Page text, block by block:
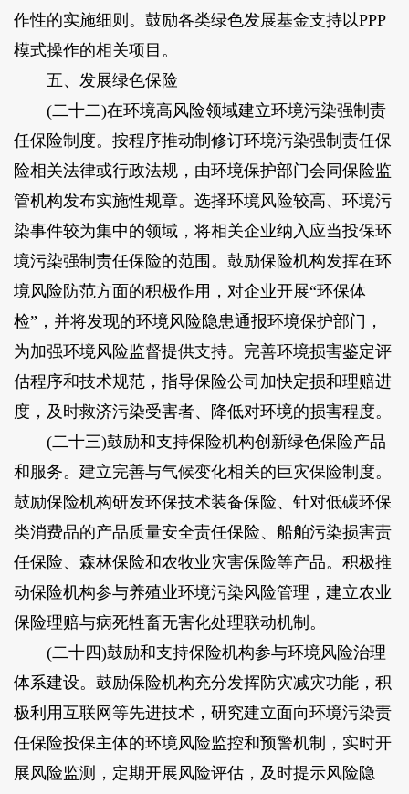
作性的实施细则。鼓励各类绿色发展基金支持以PPP
模式操作的相关项目。
五、发展绿色保险
(二十二)在环境高风险领域建立环境污染强制责
任保险制度。按程序推动制修订环境污染强制责任保
险相关法律或行政法规，由环境保护部门会同保险监
管机构发布实施性规章。选择环境风险较高、环境污
染事件较为集中的领域，将相关企业纳入应当投保环
境污染强制责任保险的范围。鼓励保险机构发挥在环
境风险防范方面的积极作用，对企业开展“环保体
检”，并将发现的环境风险隐患通报环境保护部门，
为加强环境风险监督提供支持。完善环境损害鉴定评
估程序和技术规范，指导保险公司加快定损和理赔进
度，及时救济污染受害者、降低对环境的损害程度。
(二十三)鼓励和支持保险机构创新绿色保险产品
和服务。建立完善与气候变化相关的巨灾保险制度。
鼓励保险机构研发环保技术装备保险、针对低碳环保
类消费品的产品质量安全责任保险、船舶污染损害责
任保险、森林保险和农牧业灾害保险等产品。积极推
动保险机构参与养殖业环境污染风险管理，建立农业
保险理赔与病死牲畜无害化处理联动机制。
(二十四)鼓励和支持保险机构参与环境风险治理
体系建设。鼓励保险机构充分发挥防灾减灾功能，积
极利用互联网等先进技术，研究建立面向环境污染责
任保险投保主体的环境风险监控和预警机制，实时开
展风险监测，定期开展风险评估，及时提示风险隐